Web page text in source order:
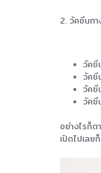
2. วัคซีนท
วัคซี
วัคซี
วัคซี
วัคซี
อย่างไรก็ต
เปิดไปเล